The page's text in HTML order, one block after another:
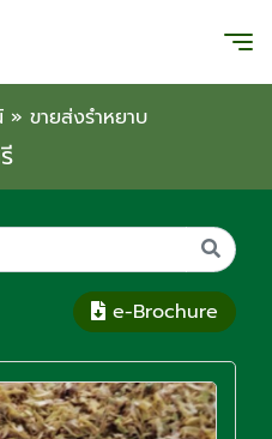
» ขายส่งรำหยาบ
e-Brochure